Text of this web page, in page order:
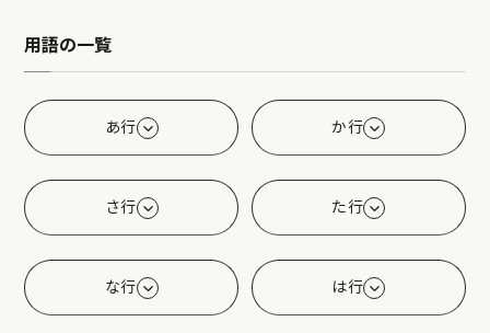
用語の一覧
あ行 か行
さ行 た行
な行 は行